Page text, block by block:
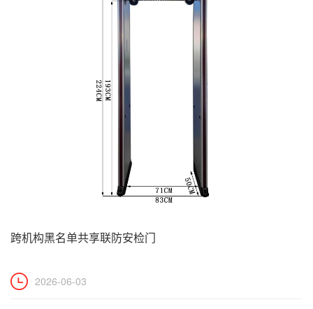
跨机构黑名单共享联防安检门
2026-06-03